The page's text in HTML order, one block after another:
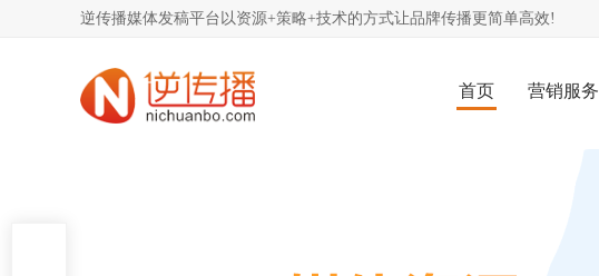
逆传播媒体发稿平台以资源+策略+技术的方式让品牌传播更简单高效!
首页 营销服务